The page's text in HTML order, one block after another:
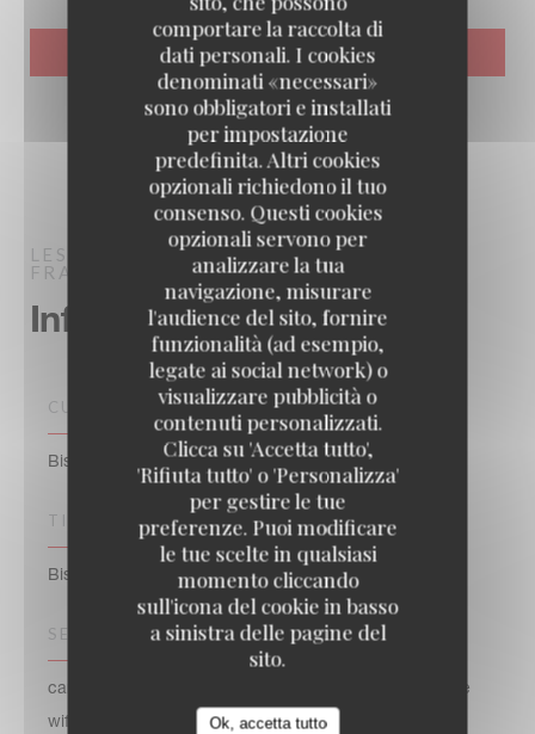
comportare la raccolta di
dati personali. I cookies
denominati «necessari»
sono obbligatori e installati
per impostazione
predefinita. Altri cookies
opzionali richiedono il tuo
consenso. Questi cookies
opzionali servono per
analizzare la tua
navigazione, misurare
l'audience del sito, fornire
funzionalità (ad esempio,
legate ai social network) o
visualizzare pubblicità o
contenuti personalizzati.
Clicca su 'Accetta tutto',
'Rifiuta tutto' o 'Personalizza'
per gestire le tue
preferenze. Puoi modificare
le tue scelte in qualsiasi
momento cliccando
sull'icona del cookie in basso
a sinistra delle pagine del
sito.
Ok, accetta tutto
LES DEUX STATIONS BISTROT / CUCINA
FRANCESE / TERRAZZAPARIS
Informazioni pratiche
CUCINA
Bistrot auvergnat, Tradizionale francese
TIPOLOGIA
Bistrot / Cucina francese / Terrazza
SERVIZI
caricatore del telefono cellulare, Terrazzo, Connessione
wifi